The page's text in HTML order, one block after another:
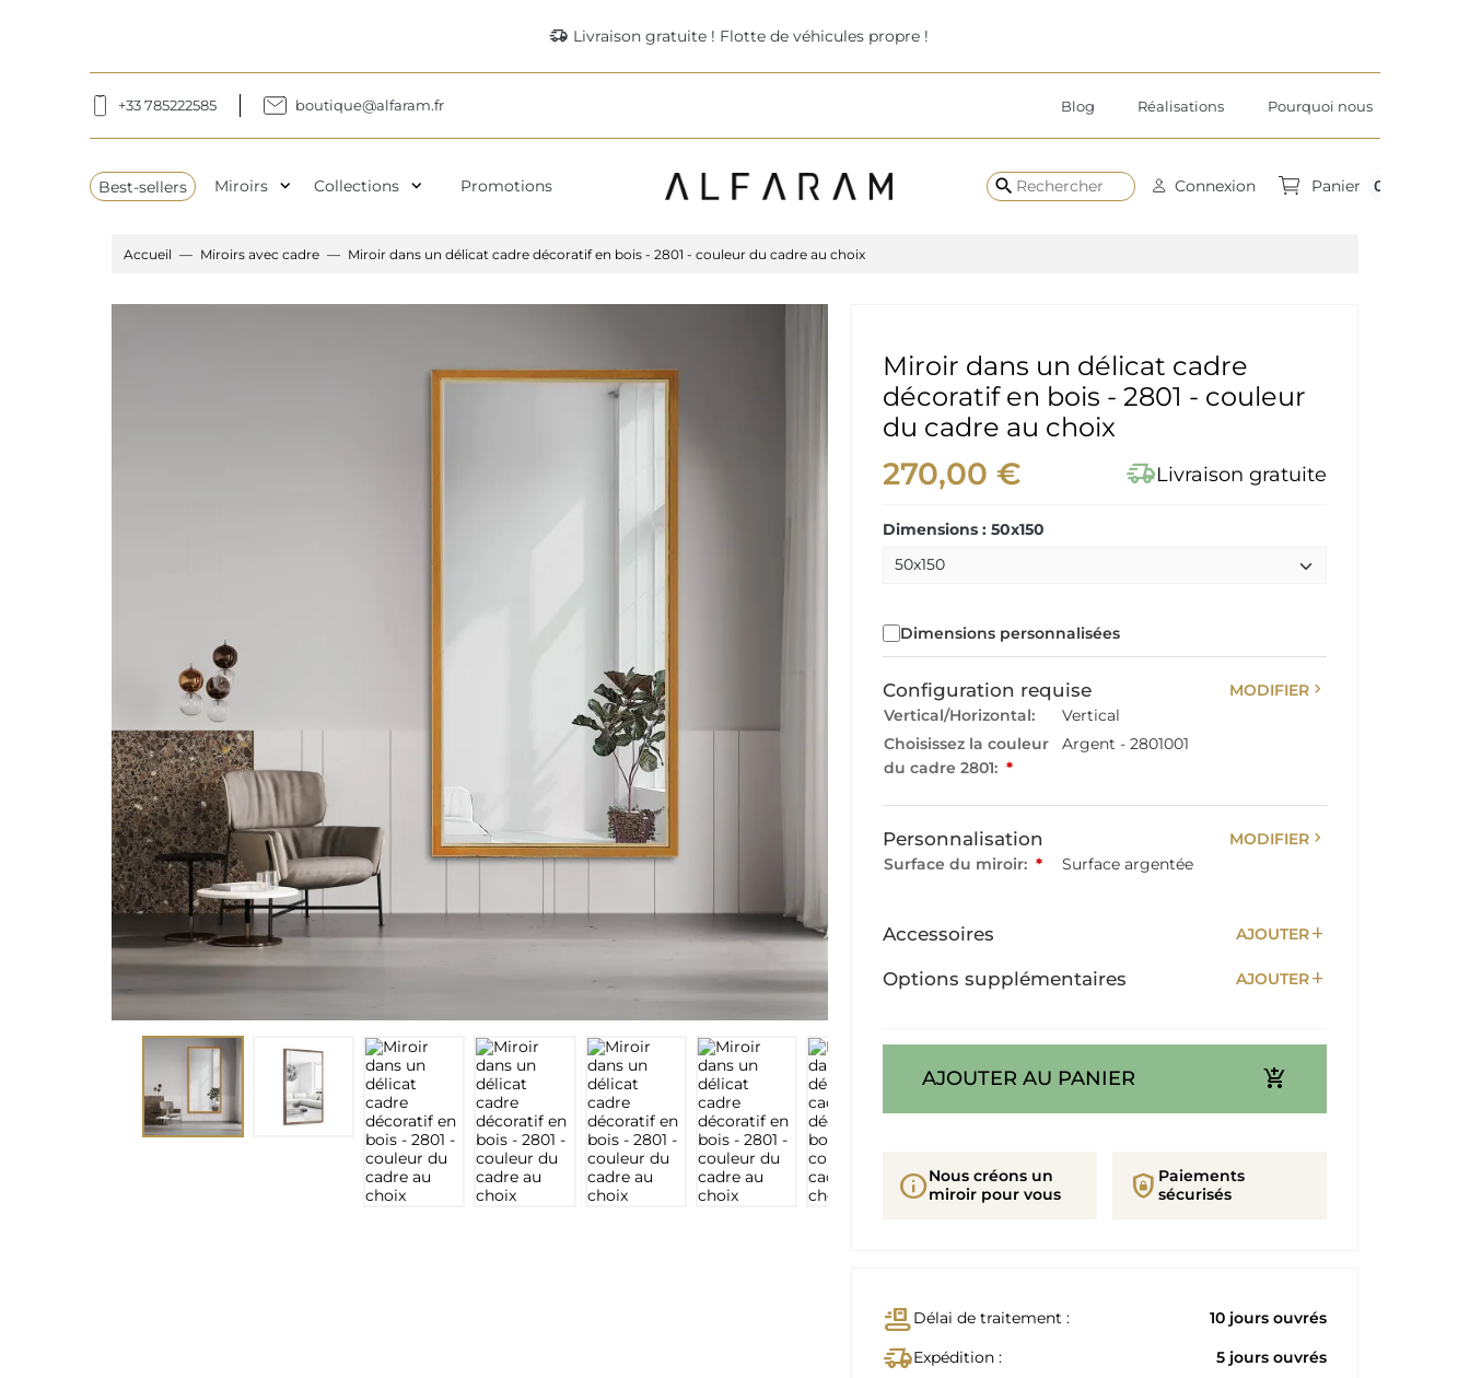
delivery_truck_speed Livraison gratuite ! Flotte de véhicules propre !
+33 785222585 boutique@alfaram.fr Blog Réalisations Pourquoi nous
Best-sellers Miroirs expand_more Collections expand_more Promotions search Connexion Panier 0
Accueil Miroirs avec cadre Miroir dans un délicat cadre décoratif en bois - 2801 - couleur du cadre au choix
Miroir dans un délicat cadre
décoratif en bois - 2801 - couleur
du cadre au choix
270,00 € delivery_truck_speedLivraison gratuite
Dimensions : 50x150
Dimensions personnalisées
Configuration requise MODIFIER chevron_right
Vertical/Horizontal:
Vertical
Choisissez la couleur
du cadre 2801: *
Argent - 2801001
Personnalisation MODIFIER chevron_right
Surface du miroir: * Surface argentée
Accessoires AJOUTERadd
Options supplémentaires AJOUTERadd
AJOUTER AU PANIER add_shopping_cart
infoNous créons un
miroir pour vous
shield_lock Paiements
sécurisés
conveyor_beltDélai de traitement : 10 jours ouvrés
delivery_truck_speedExpédition : 5 jours ouvrés